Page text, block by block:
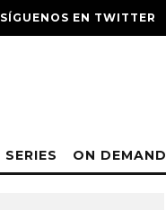
SÍGUENOS EN TWITTER
SERIES ON DEMAND